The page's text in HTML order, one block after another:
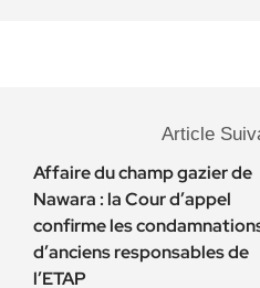
Article
Affaire du champ gazier de
Nawara : la Cour d’appel
confirme les
d’anciens responsables de
l’ETAP